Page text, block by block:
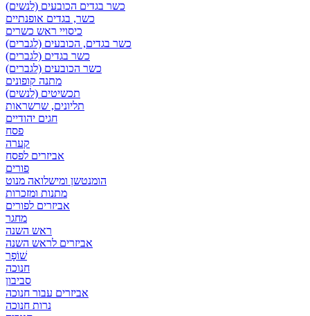
כשר בגדים הכובעים (לנשים)
כשר, בגדים אופנתיים
כיסויי ראש כשרים
כשר בגדים, הכובעים (לגברים)
כשר בגדים (לגברים)
כשר הכובעים (לגברים)
מתנה קופונים
תכשיטים (לנשים)
תליונים, שרשראות
חגים יהודיים
פסח
קערה
אביזרים לפסח
פורים
הומנטשן ומישלואה מנוט
מתנות ומזכרות
אביזרים לפורים
מחגר
ראש השנה
אביזרים לראש השנה
שׁוֹפָר
חנוכה
סביבון
אביזרים עבור חנוכה
נרות חנוכה